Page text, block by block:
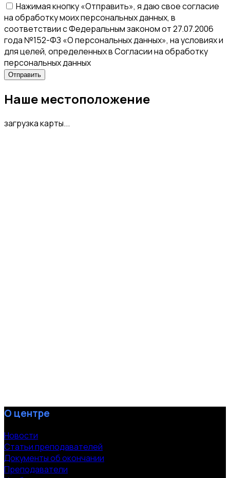
Нажимая кнопку «Отправить», я даю свое согласие
на обработку моих персональных данных, в
соответствии с Федеральным законом от 27.07.2006
года №152-ФЗ «О персональных данных», на условиях и
для целей, определенных в Согласии на обработку
персональных данных
Наше местоположение
загрузка карты...
О центре
Новости
Статьи преподавателей
Документы об окончании
Преподаватели